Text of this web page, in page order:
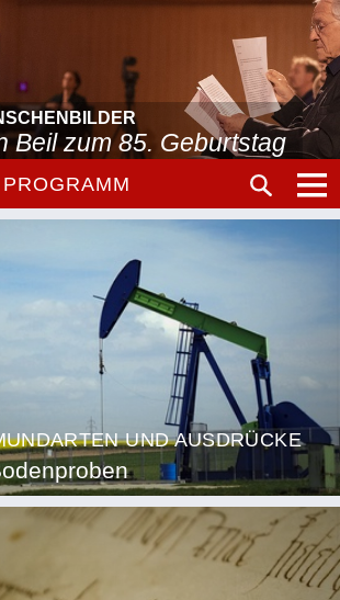
Beil zum 85. Geburtstag
PROGRAMM
UND AUSDRÜCKE